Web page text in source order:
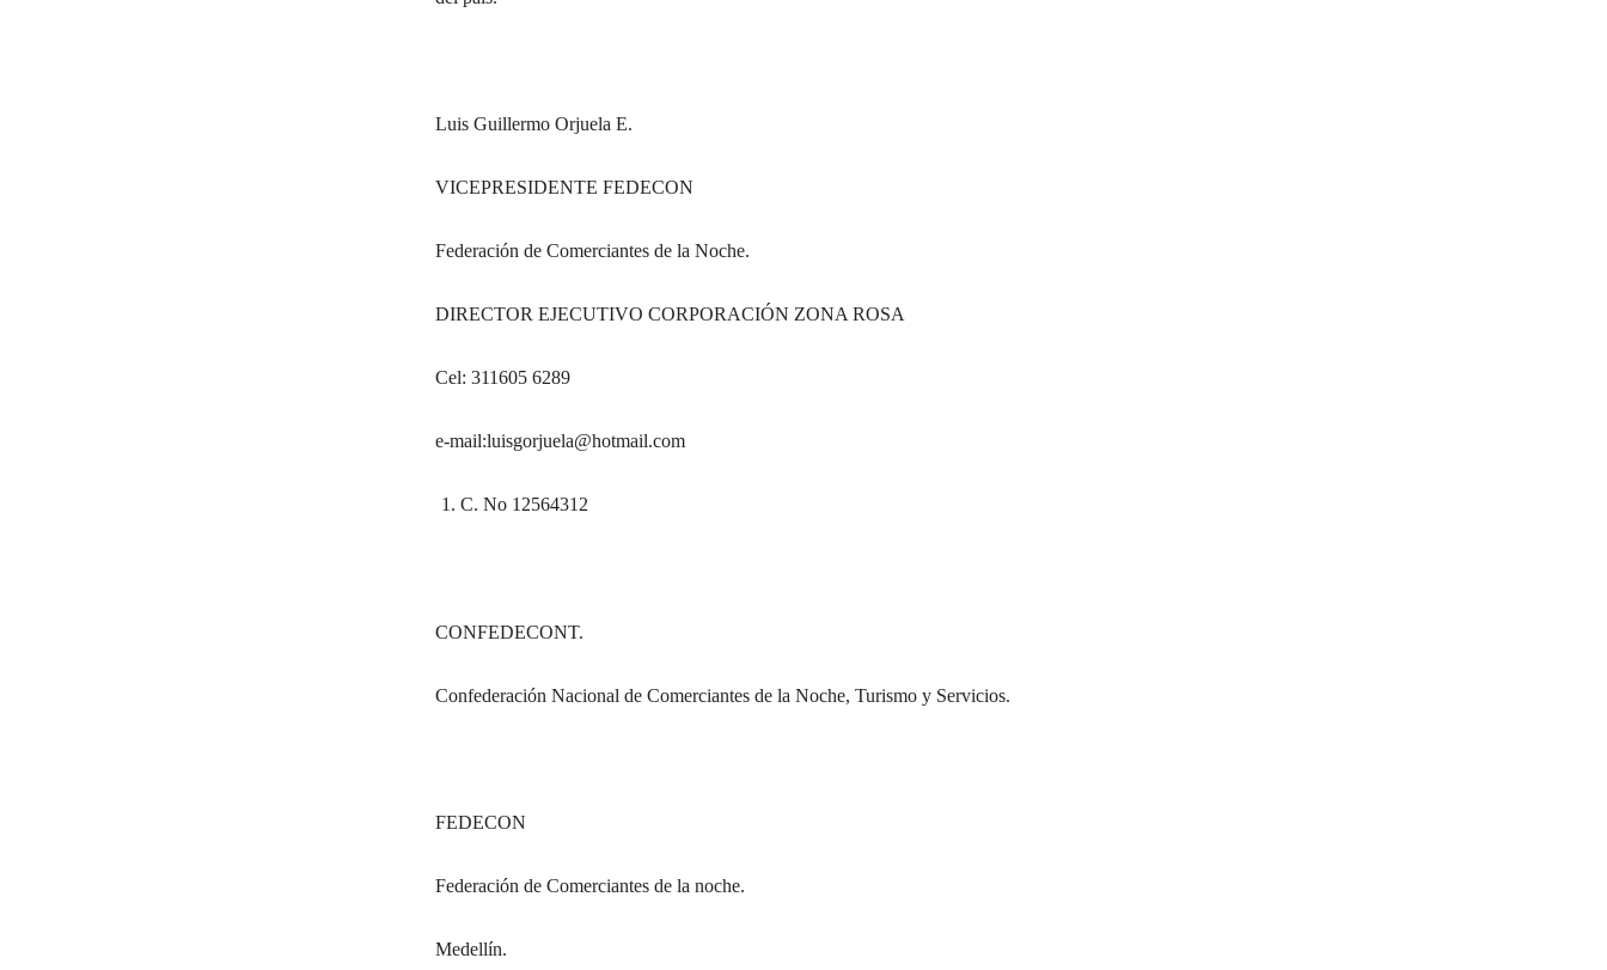
Luis Guillermo Orjuela E.
VICEPRESIDENTE FEDECON
Federación de Comerciantes de la Noche.
DIRECTOR EJECUTIVO CORPORACIÓN ZONA ROSA
Cel: 311605 6289
e-mail:luisgorjuela@hotmail.com
C. No 12564312
CONFEDECONT.
Confederación Nacional de Comerciantes de la Noche, Turismo y Servicios.
FEDECON
Federación de Comerciantes de la noche.
Medellín.